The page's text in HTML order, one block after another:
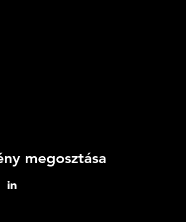
megosztása